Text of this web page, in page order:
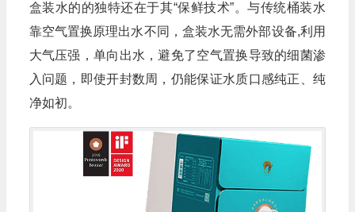
盒装水的的独特还在于其“保鲜技术”。与传统桶装水
靠空气置换原理出水不同，盒装水无需外部设备,利用
大气压强，单向出水，避免了空气置换导致的细菌渗
入问题，即使开封数周，仍能保证水质口感纯正、纯
净如初。